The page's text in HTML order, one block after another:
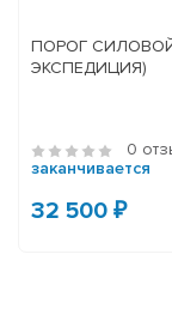
ПОРОГ
ЭКСПЕДИЦИЯ)
0
заканчивается
32 500 ₽